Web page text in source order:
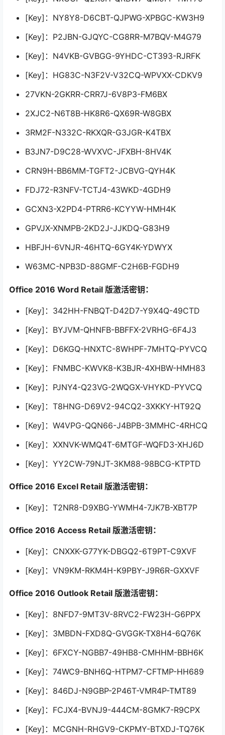
[Key]：NY8Y8-D6CBT-QJPWG-XPBGC-KW3H9
[Key]：P2JBN-GJQYC-CG8RR-M7BQV-M4G79
[Key]：N4VKB-GVBGG-9YHDC-CT393-RJRFK
[Key]：HG83C-N3F2V-V32CQ-WPVXX-CDKV9
27VKN-2GKRR-CRR7J-6V8P3-FM6BX
2XJC2-N6T8B-HK8R6-QX69R-W8GBX
3RM2F-N332C-RKXQR-G3JGR-K4TBX
B3JN7-D9C28-WVXVC-JFXBH-8HV4K
CRN9H-BB6MM-TGFT2-JCBVG-QYH4K
FDJ72-R3NFV-TCTJ4-43WKD-4GDH9
GCXN3-X2PD4-PTRR6-KCYYW-HMH4K
GPVJX-XNMPB-2KD2J-JJKDQ-G83H9
HBFJH-6VNJR-46HTQ-6GY4K-YDWYX
W63MC-NPB3D-88GMF-C2H6B-FGDH9
Office 2016 Word Retail 版激活密钥：
[Key]：342HH-FNBQT-D42D7-Y9X4Q-49CTD
[Key]：BYJVM-QHNFB-BBFFX-2VRHG-6F4J3
[Key]：D6KGQ-HNXTC-8WHPF-7MHTQ-PYVCQ
[Key]：FNMBC-KWVK8-K3BJR-4XHBW-HMH83
[Key]：PJNY4-Q23VG-2WQGX-VHYKD-PYVCQ
[Key]：T8HNG-D69V2-94CQ2-3XKKY-HT92Q
[Key]：W4VPG-QQN66-J4BPB-3MMHC-4RHCQ
[Key]：XXNVK-WMQ4T-6MTGF-WQFD3-XHJ6D
[Key]：YY2CW-79NJT-3KM88-98BCG-KTPTD
Office 2016 Excel Retail 版激活密钥：
[Key]：T2NR8-D9XBG-YWMH4-7JK7B-XBT7P
Office 2016 Access Retail 版激活密钥：
[Key]：CNXXK-G77YK-DBGQ2-6T9PT-C9XVF
[Key]：VN9KM-RKM4H-K9PBY-J9R6R-GXXVF
Office 2016 Outlook Retail 版激活密钥：
[Key]：8NFD7-9MT3V-8RVC2-FW23H-G6PPX
[Key]：3MBDN-FXD8Q-GVGGK-TX8H4-6Q76K
[Key]：6FXCY-NGBB7-49HB8-CMHHM-BBH6K
[Key]：74WC9-BNH6Q-HTPM7-CFTMP-HH689
[Key]：846DJ-N9GBP-2P46T-VMR4P-TMT89
[Key]：FCJX4-BVNJ9-444CM-8GMK7-R9CPX
[Key]：MCGNH-RHGV9-CKPMY-BTXDJ-TQ76K